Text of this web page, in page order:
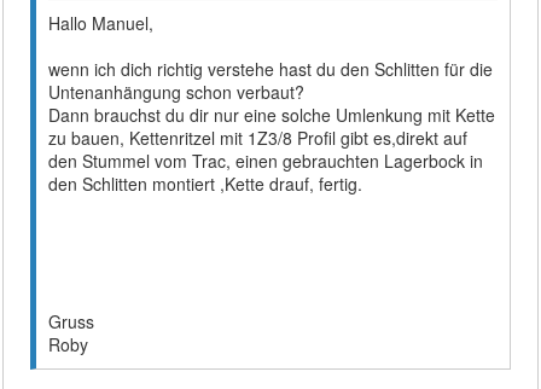
Hallo Manuel,
wenn ich dich richtig verstehe hast du den Schlitten für die
Untenanhängung schon verbaut?
Dann brauchst du dir nur eine solche Umlenkung mit Kette
zu bauen, Kettenritzel mit 1Z3/8 Profil gibt es,direkt auf
den Stummel vom Trac, einen gebrauchten Lagerbock in
den Schlitten montiert ,Kette drauf, fertig.
Gruss
Roby